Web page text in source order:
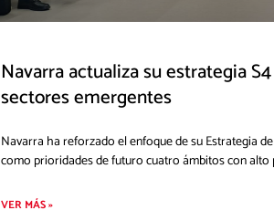
Navarra actualiza su estrategia
sectores emergentes
Navarra ha reforzado el enfoque de su Estrategia
como prioridades de futuro cuatro ámbitos con
VER MÁS »